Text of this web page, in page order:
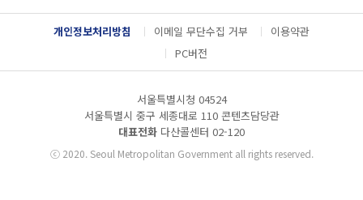
g
l
e
l
서
다
운
드
개인정보처리방침 이메일 무단수집 거부
이용약관
PC버전
서울특별시청 04524
서울특별시 중구 세종대로 110 콘텐츠담당관
대표전화 다산콜센터 02-120
ⓒ2020. Seoul Metropolitan Government all rights reserved.